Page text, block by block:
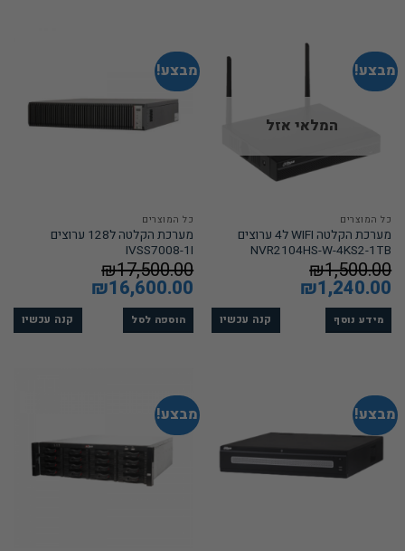
מבצע!
המלאי אזל
כל המוצרים
מערכת הקלטה WIFI ל4 ערוצים
NVR2104HS-W-4KS2-1TB
₪1,500.00
המחיר
המקורי
היה:
₪1,500.00.
₪1,240.00 המחיר
הנוכחי
₪1,240.00. מידע נוסף קנה עכשיו
מבצע!
כל המוצרים
מערכת הקלטה ל128 ערוצים
IVSS7008-1I
₪17,500.00
המחיר
המקורי
היה:
₪17,500.00.
₪16,600.00 המחיר
הנוכחי
הוא:
₪16,600.00. הוספה לסל קנה עכשיו
מבצע! מבצע!